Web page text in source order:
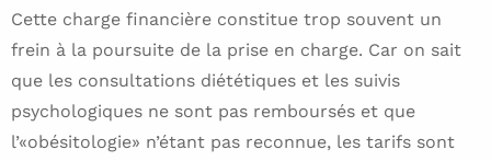
Cette charge financière constitue trop souvent un
frein à la poursuite de la prise en charge. Car on sait
que les consultations diététiques et les suivis
psychologiques ne sont pas remboursés et que
l’«obésitologie» n’étant pas reconnue, les tarifs sont